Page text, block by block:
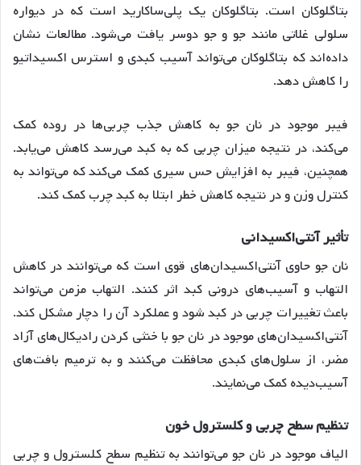
بتاگلوکان است. بتاگلوکان یک پلی‌ساکارید است که در دیواره
سلولی غلاتی مانند جو و جو دوسر یافت می‌شود. مطالعات نشان
داده‌اند که بتاگلوکان می‌تواند آسیب کبدی و استرس اکسیداتیو
را کاهش دهد.
فیبر موجود در نان جو به کاهش جذب چربی‌ها در روده کمک
می‌کند، در نتیجه میزان چربی که به کبد می‌رسد کاهش می‌یابد.
همچنین، فیبر به افزایش حس سیری کمک می‌کند که می‌تواند به
کنترل وزن و در نتیجه کاهش خطر ابتلا به کبد چرب کمک کند.
تأثیرآنتیاکسیدانی
نان جو حاوی آنتی‌اکسیدان‌های قوی است که می‌توانند در کاهش
التهاب و آسیب‌های درونی کبد اثر کنند. التهاب مزمن می‌تواند
باعث تغییرات چربی در کبد شود و عملکرد آن را دچار مشکل کند.
آنتی‌اکسیدان‌های موجود در نان جو با خنثی کردن رادیکال‌های آزاد
مضر، از سلول‌های کبدی محافظت می‌کنند و به ترمیم بافت‌های
آسیب‌دیده کمک می‌نمایند.
تنظیمسطحچربیوکلسترولخون
الیاف موجود در نان جو می‌توانند به تنظیم سطح کلسترول و چربی